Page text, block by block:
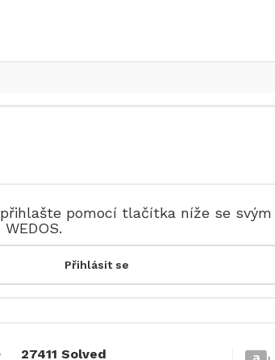
pomocí tlačítka níže se
27411 Solved